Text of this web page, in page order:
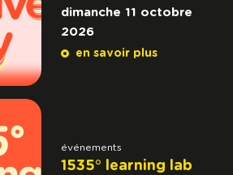
dimanche 11 octobre
2026
en savoir plus
événements
1535° learning lab